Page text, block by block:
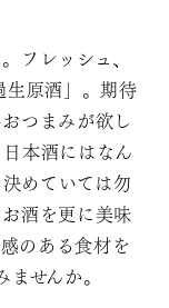
フレッシュ、
生原酒」。期待
つまみが欲し
本酒にはなん
めていては勿
酒を更に美味
のある食材を
せんか。